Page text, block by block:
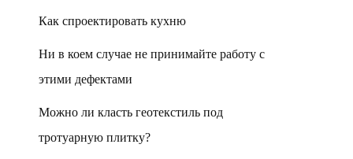
Как спроектировать кухню
Ни в коем случае не принимайте работу с
этими дефектами
Можно ли класть геотекстиль под
тротуарную плитку?